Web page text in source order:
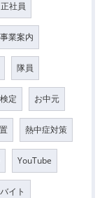
正社員
事業案内
隊員
検定 お中元
熱中症対策
YouTube
イト